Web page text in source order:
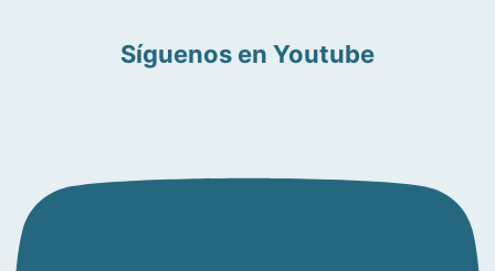
Síguenos en Youtube